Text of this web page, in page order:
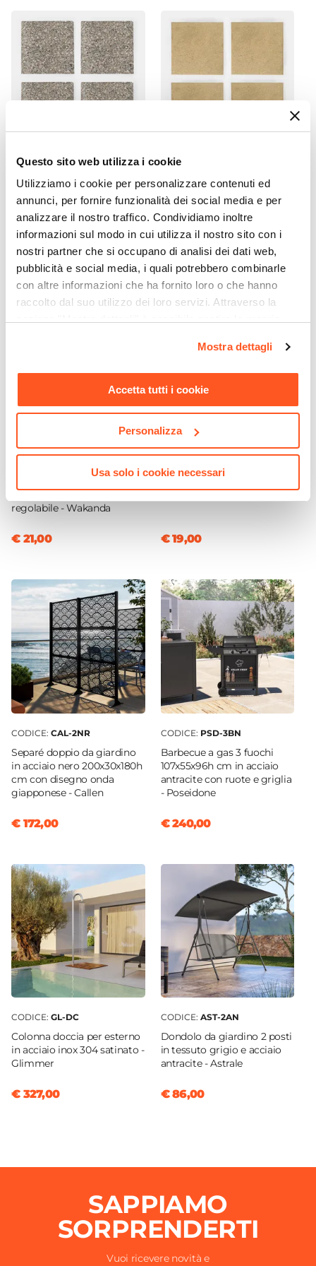
Questo sito web utilizza i cookie
Utilizziamo i cookie per personalizzare contenuti ed
annunci, per fornire funzionalità dei social media e per
analizzare il nostro traffico. Condividiamo inoltre
informazioni sul modo in cui utilizza il nostro sito con i
nostri partner che si occupano di analisi dei dati web,
pubblicità e social media, i quali potrebbero combinarle
con altre informazioni che ha fornito loro o che hanno
raccolto dal suo utilizzo dei loro servizi. Attraverso la
momento. Per maggiori informazioni si invita a leggere la
Mostra dettagli
Accetta tutti i cookie
Personalizza
Usa solo i cookie necessari
Profondità
200 cm
Serie Compatibile
Milos
Colore
Camino Antivento
Grammatura
180 g/mq
Idrorepellente
Si
CODICE:MARGHI
Set di 4 marmette per
ombrellone 50x50 cm 108
kg in cemento e ghiaia
€ 62,00
CODICE:
Set di 4 marmette per
ombrellone 50x50 cm 108
kg in cemento sabbia
€ 62,00
Copertura protettiva per
ombrellone in poliestere
h cm con coulisse
regolabile - Wakanda
€ 21,00
CODICE:
Catena luminosa LED da 5
metri a ricarica solare con
€ 19,00
CODICE: CAL-2NR
Separé doppio da giardino
in acciaio nero 200x30x180h
cm con disegno onda
giapponese - Callen
€ 172,00
CODICE: PSD-3BN
Barbecue a gas 3 fuochi
107x55x96h cm in acciaio
antracite con ruote e griglia
- Poseidone
€ 240,00
CODICE: GL-DC
Colonna doccia per esterno
in acciaio inox 304 satinato -
Glimmer
€ 327,00
CODICE: AST-2AN
Dondolo da giardino 2 posti
in tessuto grigio e acciaio
antracite - Astrale
€ 86,00
SAPPIAMO
SORPRENDERTI
Vuoi ricevere novità e